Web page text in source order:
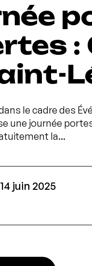
:
le cadre des
une journée
la...
juin 2025